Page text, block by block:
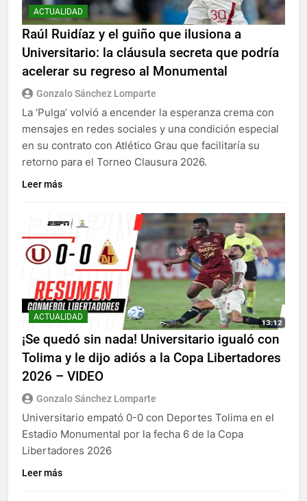
ACTUALIDAD
Raúl Ruidíaz y el guiño que ilusiona a
Universitario: la cláusula secreta que podría
acelerar su regreso al Monumental
Gonzalo Sánchez Lomparte
La ‘Pulga’ volvió a encender la esperanza crema con
mensajes en redes sociales y una condición especial
en su contrato con Atlético Grau que facilitaría su
retorno para el Torneo Clausura 2026.
Leer más
ACTUALIDAD
¡Se quedó sin nada! Universitario igualó con
Tolima y le dijo adiós a la Copa Libertadores
2026 – VIDEO
Gonzalo Sánchez Lomparte
Universitario empató 0-0 con Deportes Tolima en el
Estadio Monumental por la fecha 6 de la Copa
Libertadores 2026
Leer más